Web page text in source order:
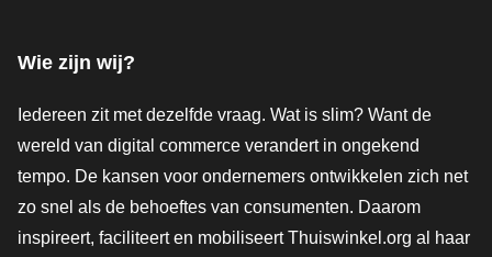
Wie zijn wij?
Iedereen zit met dezelfde vraag. Wat is slim? Want de
wereld van digital commerce verandert in ongekend
tempo. De kansen voor ondernemers ontwikkelen zich net
zo snel als de behoeftes van consumenten. Daarom
inspireert, faciliteert en mobiliseert Thuiswinkel.org al haar